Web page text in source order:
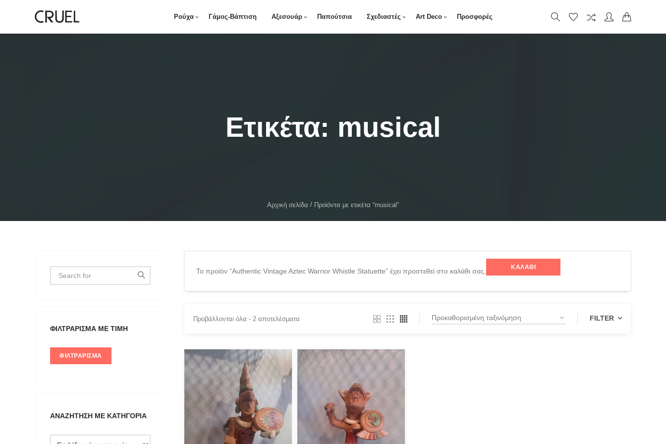
Ρούχα Γάμος-Βάπτιση Αξεσουάρ Παπούτσια Σχεδιαστές Art Deco Προσφορές
Ετικέτα: musical
Αρχική σελίδα Προϊόντα με ετικέτα “musical”
Το προϊόν “Authentic Vintage Aztec Warrior Whistle Statuette” έχει προστεθεί στο καλάθι σας. ΚΑΛΆΘΙ
Προβάλλονται όλα - 2 αποτελέσματα FILTER
PRODUCT CATEGORIES
Actitude Twinset
ANTIDOTE KNITWEAR
ARGALIOS
Art Deco
ΦΙΛΤΡΆΡΙΣΜΑ ΜΕ ΤΙΜΉ
ΦΙΛΤΡΆΡΙΣΜΑ
ΑΝΑΖΉΤΗΣΗ ΜΕ ΚΑΤΗΓΟΡΊΑ